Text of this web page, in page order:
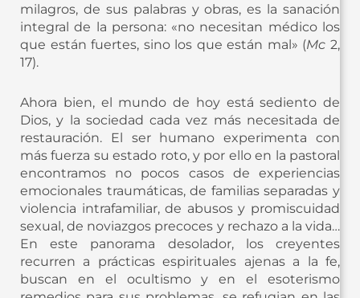
milagros, de sus palabras y obras, es la sanación
integral de la persona: «no necesitan médico los
que están fuertes, sino los que están mal» (Mc 2,
17).
Ahora bien, el mundo de hoy está sediento de
Dios, y la sociedad cada vez más necesitada de
restauración. El ser humano experimenta con
más fuerza su estado roto, y por ello en la pastoral
encontramos no pocos casos de experiencias
emocionales traumáticas, de familias separadas y
violencia intrafamiliar, de abusos y promiscuidad
sexual, de noviazgos precoces y rechazo a la vida…
En este panorama desolador, los creyentes
recurren a prácticas espirituales ajenas a la fe,
buscan en el ocultismo y en el esoterismo